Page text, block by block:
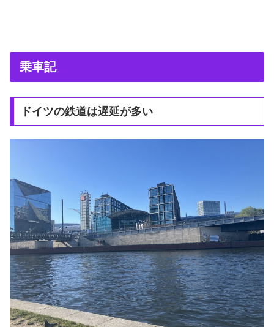
乗車記
ドイツの鉄道は遅延が多い